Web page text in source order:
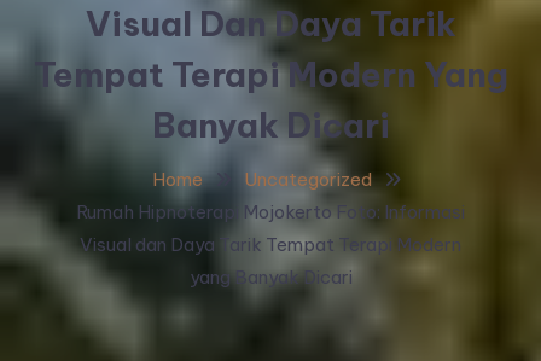
Visual Dan Daya Tarik
Tempat Terapi Modern Yang
Banyak Dicari
Home
Uncategorized
Rumah Hipnoterapi Mojokerto Foto: Informasi
Visual dan Daya Tarik Tempat Terapi Modern
yang Banyak Dicari